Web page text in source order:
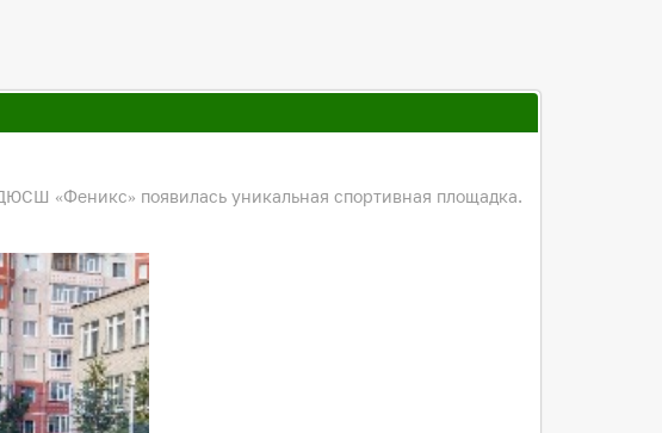
«Феникс» появилась уникальная спортивная площадка.